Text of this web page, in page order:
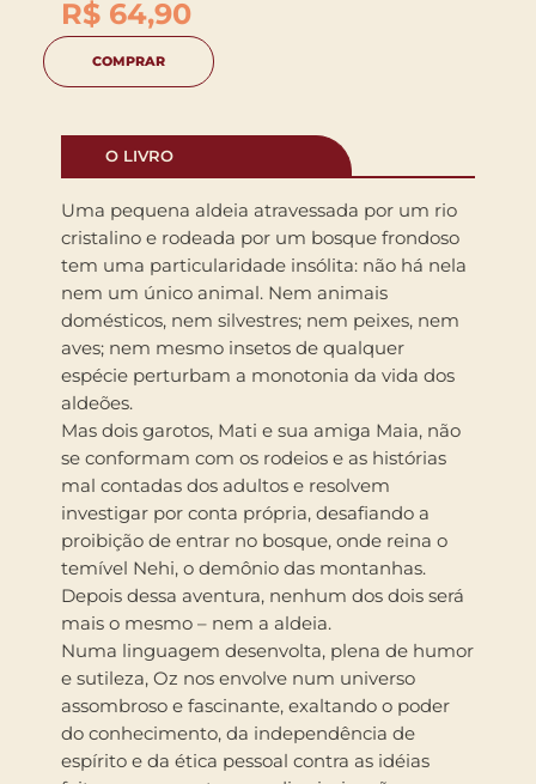
R$ 64,90
COMPRAR
O LIVRO
Uma pequena aldeia atravessada por um rio
cristalino e rodeada por um bosque frondoso
tem uma particularidade insólita: não há nela
nem um único animal. Nem animais
domésticos, nem silvestres; nem peixes, nem
aves; nem mesmo insetos de qualquer
espécie perturbam a monotonia da vida dos
aldeões.
Mas dois garotos, Mati e sua amiga Maia, não
se conformam com os rodeios e as histórias
mal contadas dos adultos e resolvem
investigar por conta própria, desafiando a
proibição de entrar no bosque, onde reina o
temível Nehi, o demônio das montanhas.
Depois dessa aventura, nenhum dos dois será
mais o mesmo – nem a aldeia.
Numa linguagem desenvolta, plena de humor
e sutileza, Oz nos envolve num universo
assombroso e fascinante, exaltando o poder
do conhecimento, da independência de
espírito e da ética pessoal contra as idéias